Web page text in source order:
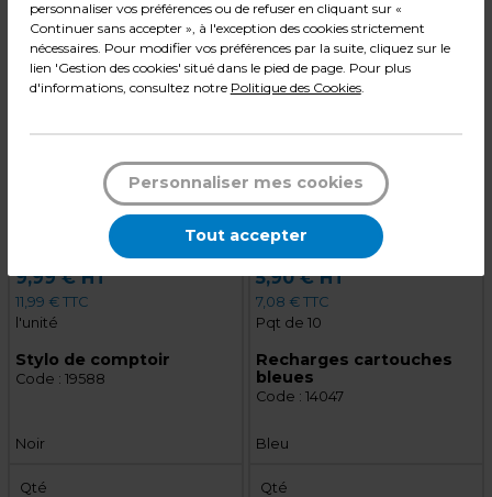
1 Ajouter au panier Ajouter au panier
9,99 € HT
11,99 € TTC
l'unité
Stylo de comptoir
Code : 19588
Noir
Qté
5,90 € HT
7,08 € TTC
Pqt de 10
Recharges cartouches
bleues
Code : 14047
Bleu
Qté
personnaliser vos préférences ou de refuser en cliquant sur «
Continuer sans accepter », à l'exception des cookies strictement
nécessaires. Pour modifier vos préférences par la suite, cliquez sur le
lien 'Gestion des cookies' situé dans le pied de page. Pour plus
d'informations, consultez notre Politique des Cookies.
Personnaliser mes cookies
Tout accepter